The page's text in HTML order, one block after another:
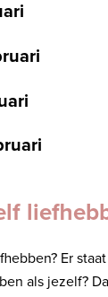
Er
als jezelf?